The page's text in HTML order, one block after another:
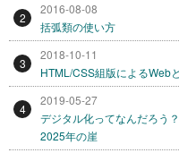
2
2016-08-08
括弧類の使い方
3
2018-10-11
HTML/CSS組版によるWeb
4
2019-05-27
デジタル化ってなんだろう
2025年の崖